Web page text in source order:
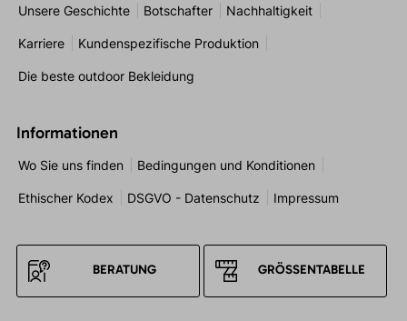
Unsere Geschichte Botschafter Nachhaltigkeit
Karriere Kundenspezifische Produktion
Die beste outdoor Bekleidung
Informationen
Wo Sie uns finden Bedingungen und Konditionen
Ethischer Kodex DSGVO - Datenschutz Impressum
BERATUNG GRÖSSENTABELLE